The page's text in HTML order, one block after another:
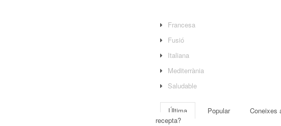
Francesa
Fusió
Italiana
Mediterrània
Saludable
Última Popular
Coneixes
recepta?